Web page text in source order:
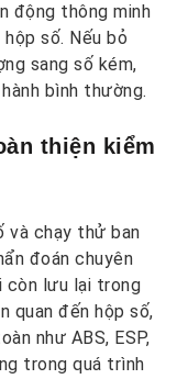
động thông minh
số. Nếu bỏ
sang số kém,
bình thường.
thiện kiểm
và chạy thử ban
đoán chuyên
còn lưu lại trong
quan đến hộp số,
như ABS, ESP,
trong quá trình